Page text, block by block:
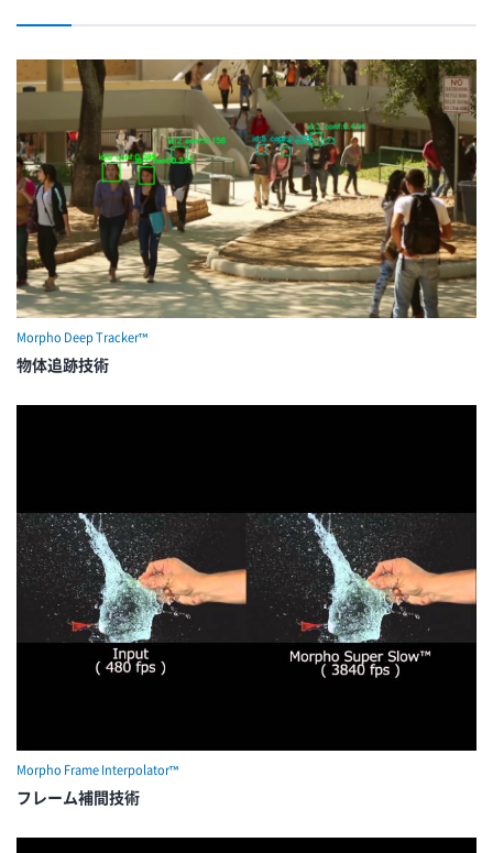
Morpho Deep Tracker™
物体追跡技術
Morpho Frame Interpolator™
フレーム補間技術